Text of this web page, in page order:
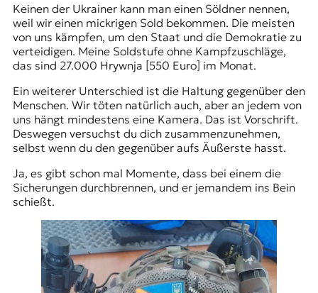
Keinen der Ukrainer kann man einen Söldner nennen,
weil wir einen mickrigen Sold bekommen. Die meisten
von uns kämpfen, um den Staat und die Demokratie zu
verteidigen. Meine Soldstufe ohne Kampfzuschläge,
das sind 27.000 Hrywnja [550 Euro] im Monat.
Ein weiterer Unterschied ist die Haltung gegenüber den
Menschen. Wir töten natürlich auch, aber an jedem von
uns hängt mindestens eine Kamera. Das ist Vorschrift.
Deswegen versuchst du dich zusammenzunehmen,
selbst wenn du den gegenüber aufs Äußerste hasst.
Ja, es gibt schon mal Momente, dass bei einem die
Sicherungen durchbrennen, und er jemandem ins Bein
schießt.